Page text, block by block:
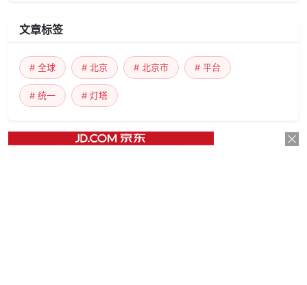
文章标签
# 全球 # 北京 # 北京市 # 平台
# 统一 # 灯塔